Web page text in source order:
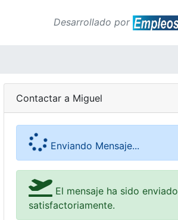
Desarrollado por
Contactar a Miguel
Enviando Mensaje...
El mensaje ha sido enviado
satisfactoriamente.